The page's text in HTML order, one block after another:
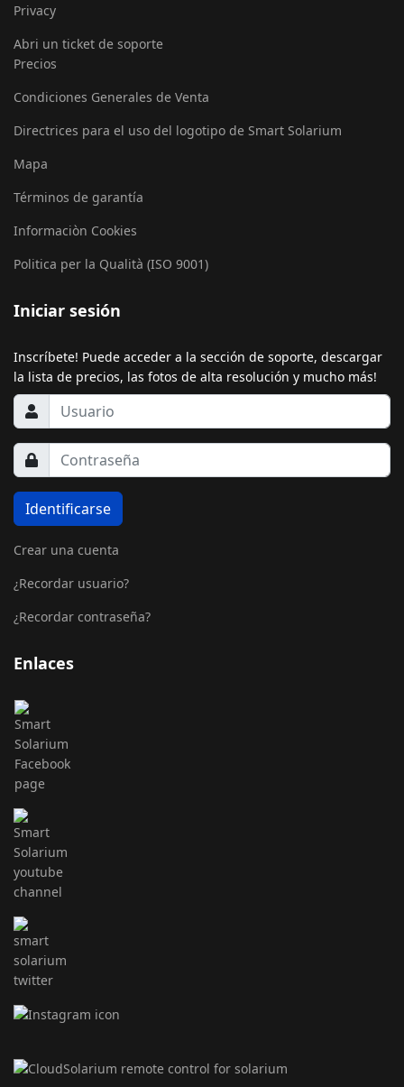
Privacy
Abri un ticket de soporte
Precios
Condiciones Generales de Venta
Directrices para el uso del logotipo de Smart Solarium
Mapa
Términos de garantía
Informaciòn Cookies
Politica per la Qualità (ISO 9001)
Iniciar sesión
Inscríbete! Puede acceder a la sección de soporte, descargar
la lista de precios, las fotos de alta resolución y mucho más!
Identificarse
Crear una cuenta
¿Recordar usuario?
¿Recordar contraseña?
Enlaces